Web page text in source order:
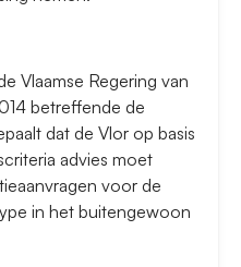
Vlaamse Regering van
betreffende de
dat de Vlor op basis
advies moet
voor de
in het buitengewoon